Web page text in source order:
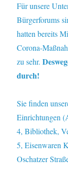
Für unsere
Bürgerforums
hatten bereits
Corona-
zu sehr.
durch!
Sie finden
Einrichtungen
4, Bibliothek,
5, Eisenwaren
Oschatzer